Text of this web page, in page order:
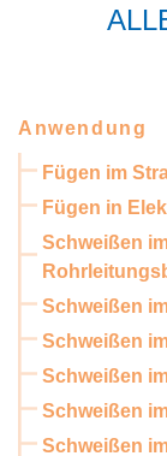
Anwendung
Fügen im
Fügen in
Schweißen
Schweißen
Schweißen
Schweißen
Schweißen
Schweißen